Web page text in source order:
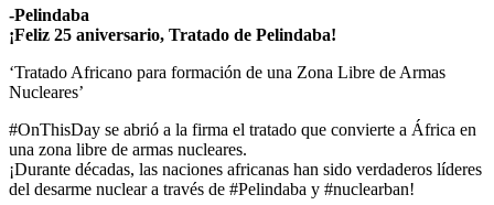
-Pelindaba
¡Feliz 25 aniversario, Tratado de Pelindaba!
‘Tratado Africano para formación de una Zona Libre de Armas
Nucleares’
#OnThisDay se abrió a la firma el tratado que convierte a África en
una zona libre de armas nucleares.
¡Durante décadas, las naciones africanas han sido verdaderos líderes
del desarme nuclear a través de #Pelindaba y #nuclearban!